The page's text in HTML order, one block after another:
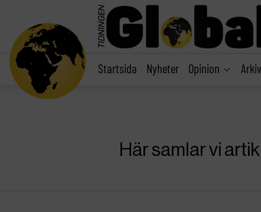
Startsida Nyheter Opinion Arkiv
Här samlar vi